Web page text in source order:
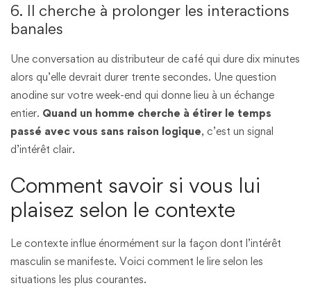
6. Il cherche à prolonger les interactions
banales
Une conversation au distributeur de café qui dure dix minutes
alors qu’elle devrait durer trente secondes. Une question
anodine sur votre week-end qui donne lieu à un échange
entier. Quand un homme cherche à étirer le temps
passé avec vous sans raison logique, c’est un signal
d’intérêt clair.
Comment savoir si vous lui
plaisez selon le contexte
Le contexte influe énormément sur la façon dont l’intérêt
masculin se manifeste. Voici comment le lire selon les
situations les plus courantes.